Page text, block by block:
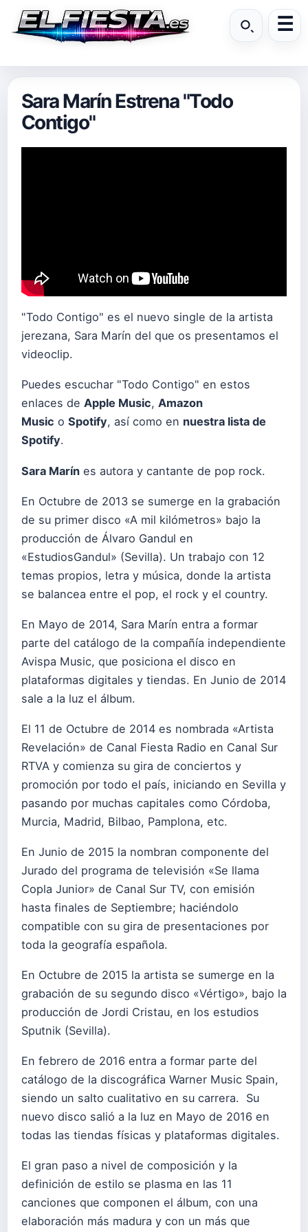
Sara Marín Estrena "Todo
Contigo"
"Todo Contigo" es el nuevo single de la artista
jerezana, Sara Marín del que os presentamos el
videoclip.
Puedes escuchar "Todo Contigo" en estos
enlaces de Apple Music, Amazon
Music o Spotify, así como en nuestra lista de
Spotify.
Sara Marín es autora y cantante de pop rock.
En Octubre de 2013 se sumerge en la grabación
de su primer disco «A mil kilómetros» bajo la
producción de Álvaro Gandul en
«EstudiosGandul» (Sevilla). Un trabajo con 12
temas propios, letra y música, donde la artista
se balancea entre el pop, el rock y el country.
En Mayo de 2014, Sara Marín entra a formar
parte del catálogo de la compañía independiente
Avispa Music, que posiciona el disco en
plataformas digitales y tiendas. En Junio de 2014
sale a la luz el álbum.
El 11 de Octubre de 2014 es nombrada «Artista
Revelación» de Canal Fiesta Radio en Canal Sur
RTVA y comienza su gira de conciertos y
promoción por todo el país, iniciando en Sevilla y
pasando por muchas capitales como Córdoba,
Murcia, Madrid, Bilbao, Pamplona, etc.
En Junio de 2015 la nombran componente del
Jurado del programa de televisión «Se llama
Copla Junior» de Canal Sur TV, con emisión
hasta finales de Septiembre; haciéndolo
compatible con su gira de presentaciones por
toda la geografía española.
En Octubre de 2015 la artista se sumerge en la
grabación de su segundo disco «Vértigo», bajo la
producción de Jordi Cristau, en los estudios
Sputnik (Sevilla).
En febrero de 2016 entra a formar parte del
catálogo de la discográfica Warner Music Spain,
siendo un salto cualitativo en su carrera. Su
nuevo disco salió a la luz en Mayo de 2016 en
todas las tiendas físicas y plataformas digitales.
El gran paso a nivel de composición y la
definición de estilo se plasma en las 11
canciones que componen el álbum, con una
elaboración más madura y con un más que